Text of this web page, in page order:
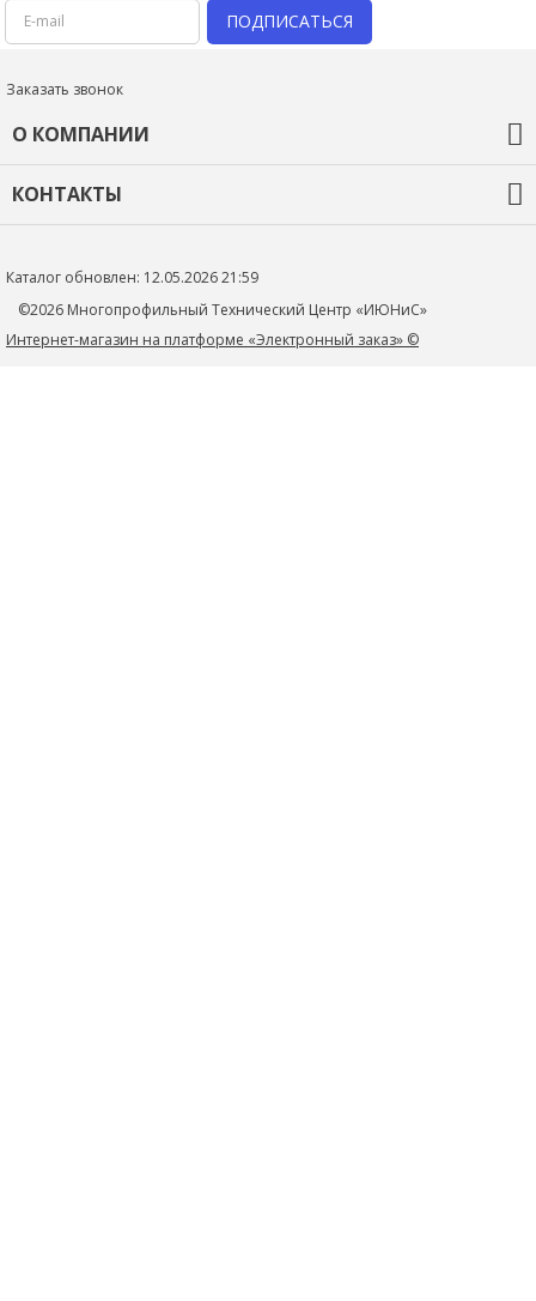
ПОДПИСАТЬСЯ
Заказать звонок
О КОМПАНИИ
О компании
Оплата и доставка
Гарантия и возврат
Контакты
Политика конфиденциальности
КОНТАКТЫ
mtc_1@rambler.ru
352705, Краснодарский край, Тимашевский р-н, г.Тимашевск,
Каталог обновлен: 12.05.2026 21:59
©2026 Многопрофильный Технический Центр «ИЮНиС»
Интернет-магазин на платформе «Электронный заказ» ©